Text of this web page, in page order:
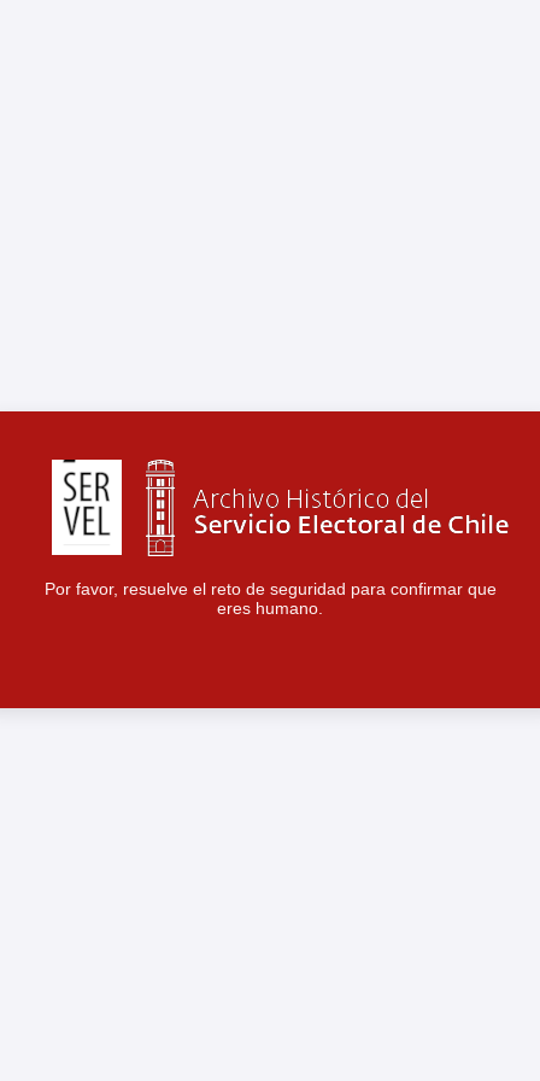
Por favor, resuelve el reto de seguridad para confirmar que
eres humano.